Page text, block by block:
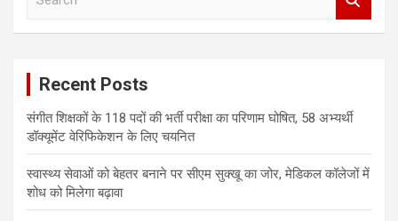
Recent Posts
संगीत शिक्षकों के 118 पदों की भर्ती परीक्षा का परिणाम घोषित, 58 अभ्यर्थी
डॉक्यूमेंट वेरिफिकेशन के लिए चयनित
स्वास्थ्य सेवाओं को बेहतर बनाने पर सीएम सुक्खू का जोर, मेडिकल कॉलेजों में
शोध को मिलेगा बढ़ावा